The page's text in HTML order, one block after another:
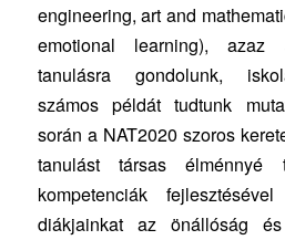
engineering, art and
emotional learning),
tanulásra gondolunk,
számos példát tudtunk
során a NAT2020 szoros
tanulást társas élménnyé
kompetenciák
diákjainkat az önállóság